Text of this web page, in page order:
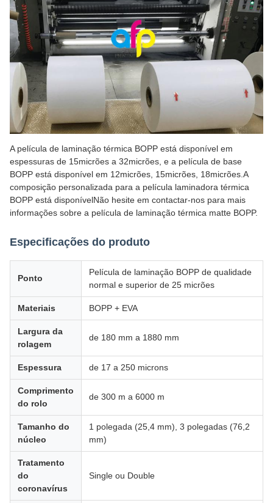
A película de laminação térmica BOPP está disponível em
espessuras de 15micrões a 32micrões, e a película de base
BOPP está disponível em 12micrões, 15micrões, 18micrões.A
composição personalizada para a película laminadora térmica
BOPP está disponívelNão hesite em contactar-nos para mais
informações sobre a película de laminação térmica matte BOPP.
Especificações do produto
Ponto
Película de laminação BOPP de qualidade
normal e superior de 25 micrões
Materiais BOPP + EVA
Largura da
rolagem
de 180 mm a 1880 mm
Espessura de 17 a 250 microns
Comprimento
do rolo
de 300 m a 6000 m
Tamanho do
núcleo
1 polegada (25,4 mm), 3 polegadas (76,2
mm)
Tratamento
do
coronavírus
Single ou Double